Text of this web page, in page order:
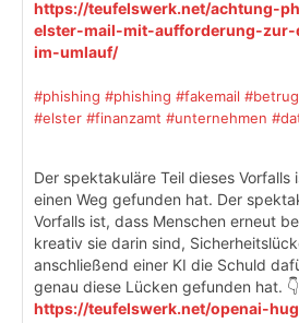
https://teufelswerk.net/achtung-
elster-mail-mit-aufforderung-zur-
im-umlauf/
#phishing #phishing #fakemail #betrug
#elster #finanzamt #unternehmen
Der spektakuläre Teil dieses Vorfalls
einen Weg gefunden hat. Der
Vorfalls ist, dass Menschen erneut
kreativ sie darin sind,
anschließend einer KI die Schuld
genau diese Lücken gefunden hat. 👇
https://teufelswerk.net/openai-